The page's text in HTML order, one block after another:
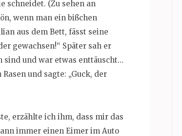
schneidet. (Zu sehen an
wenn man ein bißchen
aus dem Bett, fässt seine
gewachsen!“ Später sah er
sind und war etwas enttäuscht…
und sagte: „Guck, der
erzählte ich ihm, dass mir das
immer einen Eimer im Auto